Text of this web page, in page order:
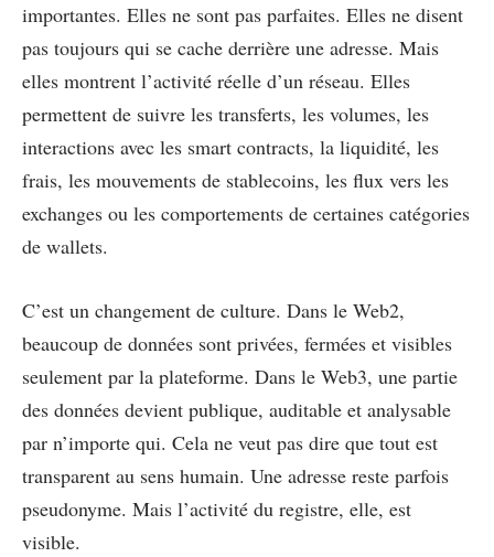
importantes. Elles ne sont pas parfaites. Elles ne disent
pas toujours qui se cache derrière une adresse. Mais
elles montrent l’activité réelle d’un réseau. Elles
permettent de suivre les transferts, les volumes, les
interactions avec les smart contracts, la liquidité, les
frais, les mouvements de stablecoins, les flux vers les
exchanges ou les comportements de certaines catégories
de wallets.
C’est un changement de culture. Dans le Web2,
beaucoup de données sont privées, fermées et visibles
seulement par la plateforme. Dans le Web3, une partie
des données devient publique, auditable et analysable
par n’importe qui. Cela ne veut pas dire que tout est
transparent au sens humain. Une adresse reste parfois
pseudonyme. Mais l’activité du registre, elle, est
visible.